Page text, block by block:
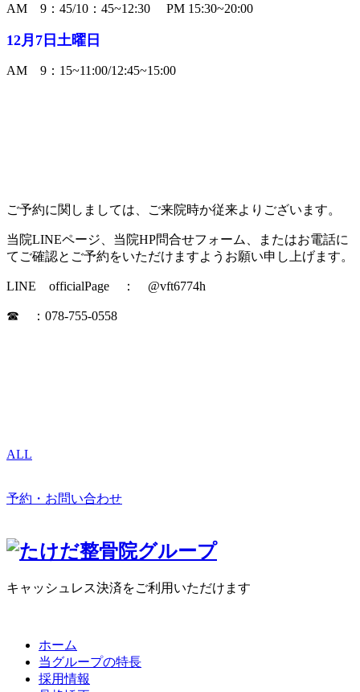
AM 9：45/10：45~12:30 PM 15:30~20:00
12月7日土曜日
AM 9：15~11:00/12:45~15:00
ご予約に関しましては、ご来院時か従来よりございます。
当院LINEページ、当院HP問合せフォーム、またはお電話に
てご確認とご予約をいただけますようお願い申し上げます。
LINE officialPage ： @vft6774h
☎ ：078-755-0558
ALL
予約・お問い合わせ
キャッシュレス決済をご利用いただけます
ホーム
当グループの特長
採用情報